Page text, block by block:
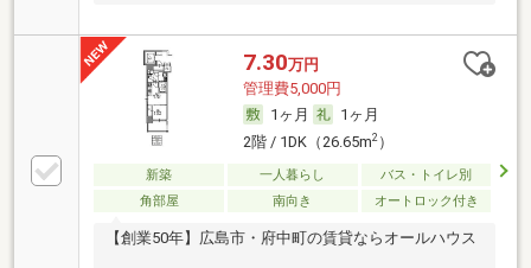
7.30万円
管理費5,000円
1ヶ月
1ヶ月
2階 / 1DK（26.65m2）
新築 一人暮らし
バス・トイレ別
角部屋
南向き オートロック付き
【創業50年】広島市・府中町の賃貸ならオールハウス